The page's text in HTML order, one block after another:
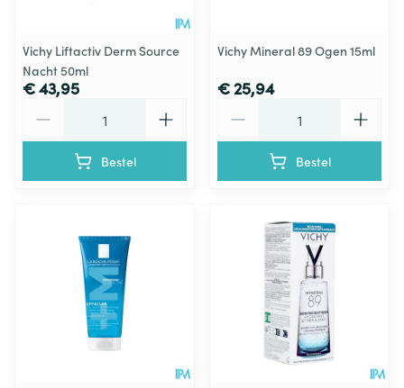
Vichy Liftactiv Derm Source
Nacht 50ml
€ 43,95
Bestel
Vichy Mineral 89 Ogen 15ml
€ 25,94
Bestel